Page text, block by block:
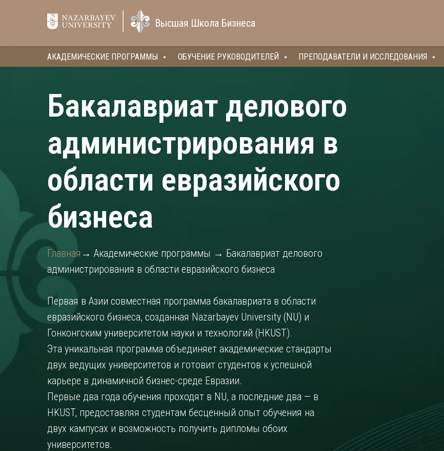
АКАДЕМИЧЕСКИЕ ПРОГРАММЫ ОБУЧЕНИЕ РУКОВОДИТЕЛЕЙ ПРЕПОДАВАТЕЛИ И ИССЛЕДОВАНИЯ
Высшая Школа Бизнеса
Бакалавриат делового
администрирования в
области евразийского
бизнеса
Главная → Академические программы → Бакалавриат делового
администрирования в области евразийского бизнеса
Первая в Азии совместная программа бакалавриата в области
евразийского бизнеса, созданная Nazarbayev University (NU) и
Гонконгским университетом науки и технологий (HKUST).
Эта уникальная программа объединяет академические стандарты
двух ведущих университетов и готовит студентов к успешной
карьере в динамичной бизнес-среде Евразии.
Первые два года обучения проходят в NU, а последние два — в
HKUST, предоставляя студентам бесценный опыт обучения на
двух кампусах и возможность получить дипломы обоих
университетов.